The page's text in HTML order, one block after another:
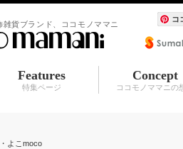
貨ブランド、ココモノママニ コ
Features
特集ページ
Concept
ココモノママニの
よこmoco